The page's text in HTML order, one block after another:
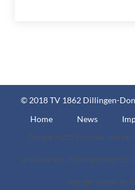
© 2018 TV 1862 Dillingen-
Home
News
Google nutzt Cookies, um
analysieren. Informationen zu
werden daher an